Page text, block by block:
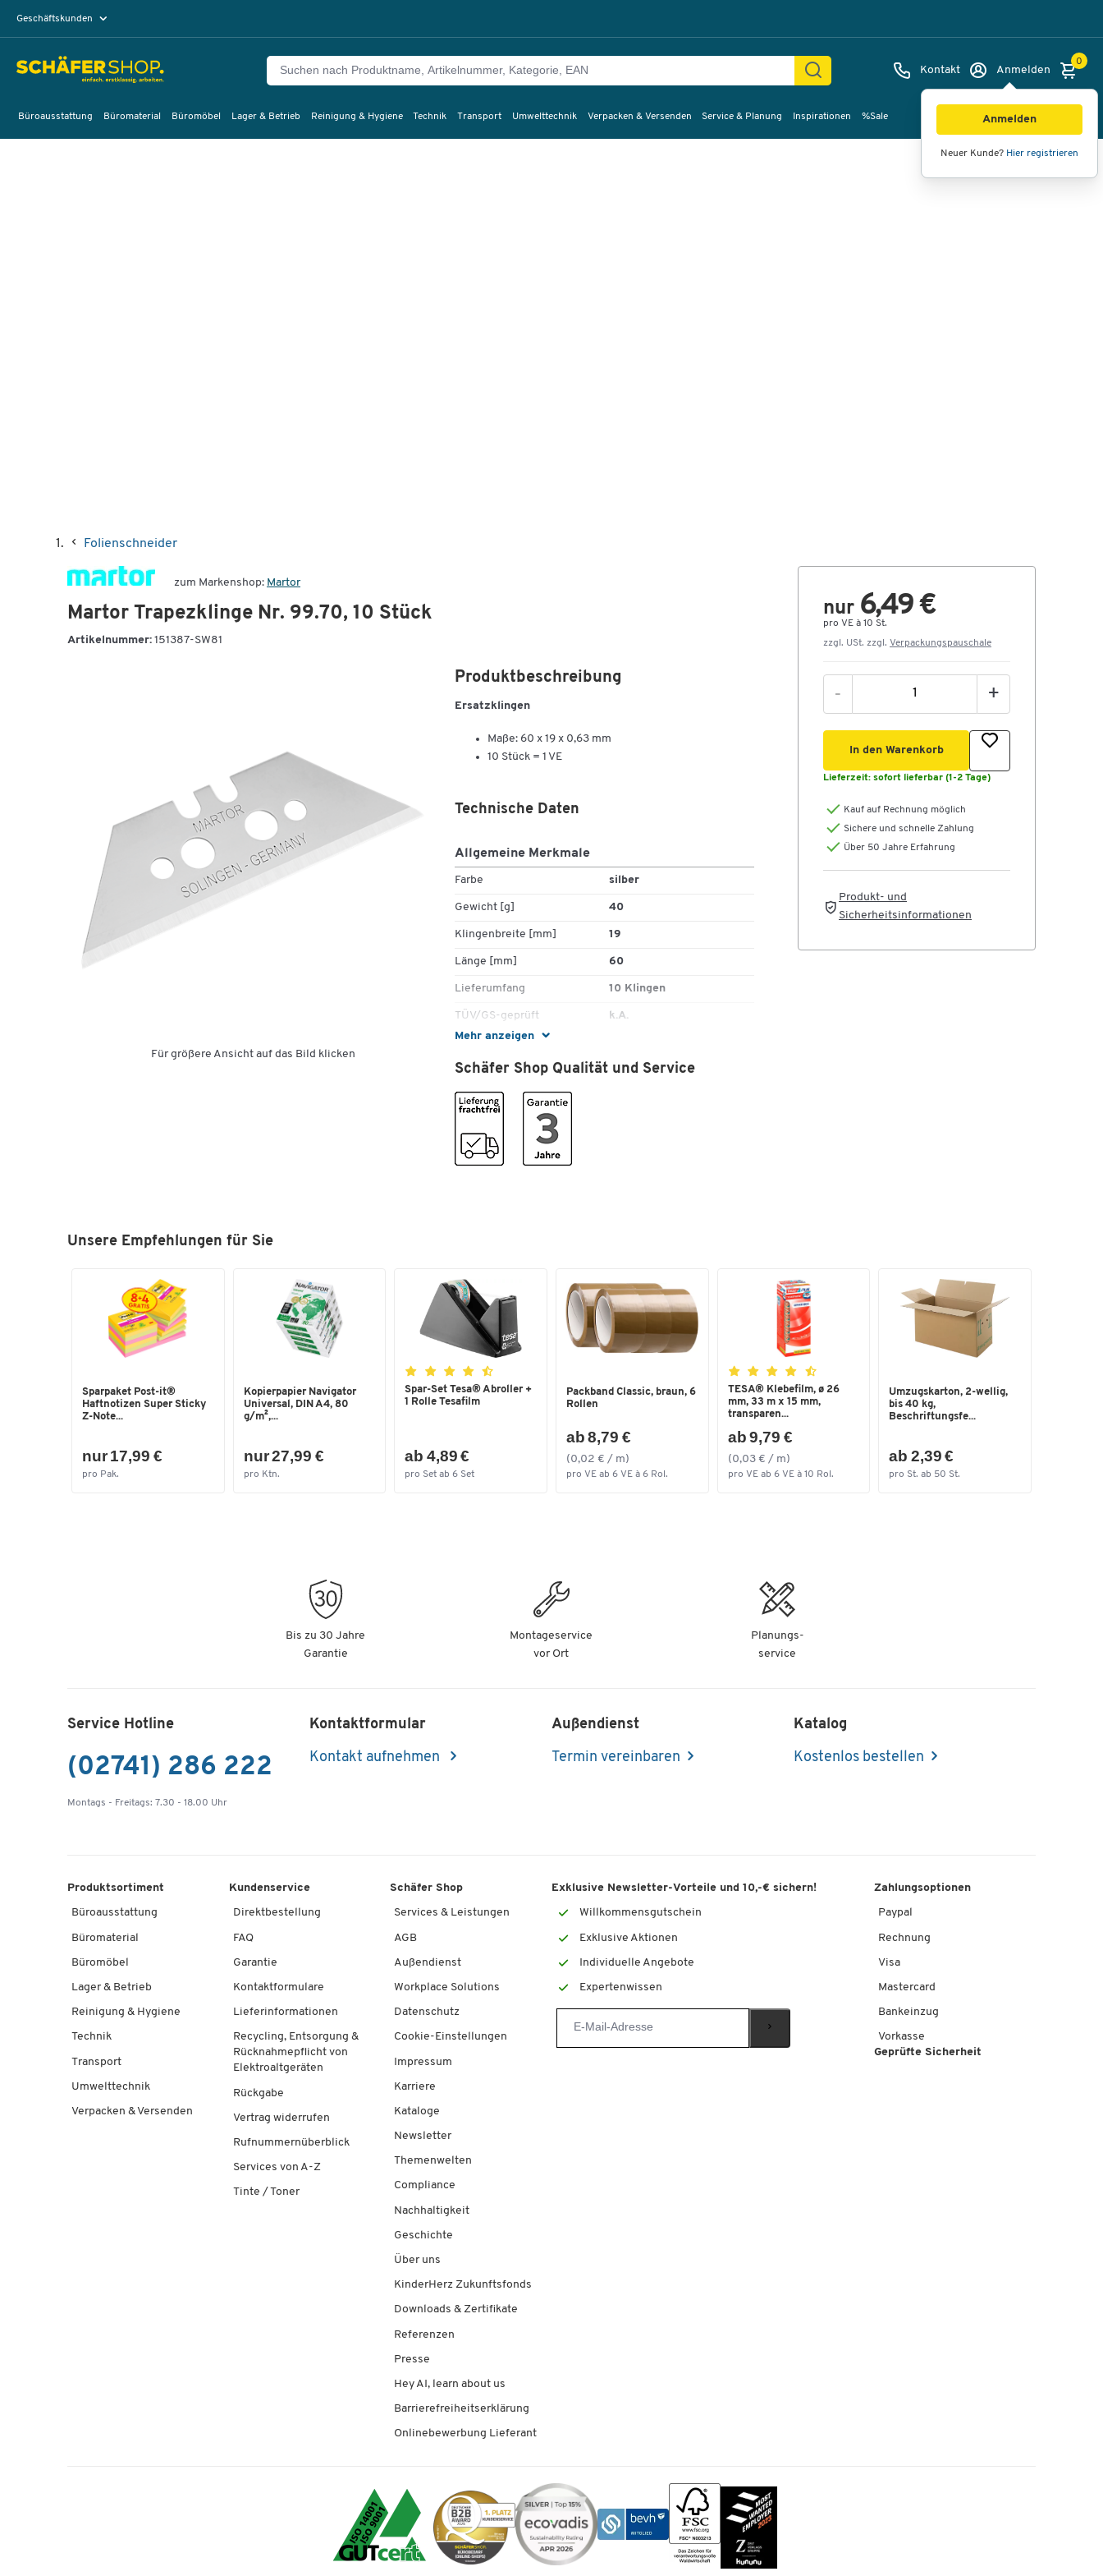
Geschäftskunden
Kontakt Anmelden
Anmelden
Neuer Kunde? Hier registrieren
0
Büroausstattung Büromaterial Büromöbel Lager & Betrieb Reinigung & Hygiene Technik Transport Umwelttechnik Verpacken & Versenden Service & Planung Inspirationen %Sale
Folienschneider
zum Markenshop: Martor
Martor Trapezklinge Nr. 99.70, 10 Stück
Artikelnummer: 151387-SW81
Für größere Ansicht auf das Bild klicken
Produktbeschreibung
Ersatzklingen
Maße: 60 x 19 x 0,63 mm
10 Stück = 1 VE
Mehr anzeigen
Technische Daten
Allgemeine Merkmale
Farbe silber
Gewicht [g] 40
Klingenbreite [mm] 19
Länge [mm] 60
Lieferumfang 10 Klingen
TÜV/GS-geprüft k.A.
Schäfer Shop Qualität und Service
nur 6,49 €
pro VE à 10 St.
zzgl. USt. zzgl. Verpackungspauschale
- +
In den Warenkorb
Lieferzeit: sofort lieferbar (1-2 Tage)
Kauf auf Rechnung möglich
Sichere und schnelle Zahlung
Über 50 Jahre Erfahrung
Produkt- und
Sicherheitsinformationen
Unsere Empfehlungen für Sie
Sparpaket Post-it®
Haftnotizen Super Sticky
Z-Note...
nur 17,99 €
pro Pak.
Kopierpapier Navigator
Universal, DIN A4, 80
g/m²,...
nur 27,99 €
pro Ktn.
Spar-Set Tesa® Abroller +
1 Rolle Tesafilm
ab 4,89 €
pro Set ab 6 Set
Packband Classic, braun, 6
Rollen
ab 8,79 €
(0,02 € / m)
pro VE ab 6 VE à 6 Rol.
TESA® Klebefilm, ø 26
mm, 33 m x 15 mm,
transparen...
ab 9,79 €
(0,03 € / m)
pro VE ab 6 VE à 10 Rol.
Umzugskarton, 2-wellig,
bis 40 kg,
Beschriftungsfe...
ab 2,39 €
pro St. ab 50 St.
Bilder Videos 360°-Ansicht
Bis zu 30 Jahre
Garantie
Montageservice
vor Ort
Planungs-
service
Service Hotline
(02741) 286 222
Montags - Freitags: 7.30 - 18.00 Uhr
Kontaktformular
Kontakt aufnehmen
Außendienst
Termin vereinbaren
Katalog
Kostenlos bestellen
Produktsortiment
Büroausstattung
Büromaterial
Büromöbel
Lager & Betrieb
Reinigung & Hygiene
Technik
Transport
Umwelttechnik
Verpacken & Versenden
Kundenservice
Direktbestellung
FAQ
Garantie
Kontaktformulare
Lieferinformationen
Recycling, Entsorgung &
Rücknahmepflicht von
Elektroaltgeräten
Rückgabe
Vertrag widerrufen
Rufnummernüberblick
Services von A-Z
Tinte / Toner
Schäfer Shop
Services & Leistungen
AGB
Außendienst
Workplace Solutions
Datenschutz
Cookie-Einstellungen
Impressum
Karriere
Kataloge
Newsletter
Themenwelten
Compliance
Nachhaltigkeit
Geschichte
Über uns
KinderHerz Zukunftsfonds
Downloads & Zertifikate
Referenzen
Presse
Hey AI, learn about us
Barrierefreiheitserklärung
Onlinebewerbung Lieferant
Exklusive Newsletter-Vorteile und 10,-€ sichern!
Willkommensgutschein
Exklusive Aktionen
Individuelle Angebote
Expertenwissen
Zahlungsoptionen
Paypal
Rechnung
Visa
Mastercard
Bankeinzug
Vorkasse
Geprüfte Sicherheit